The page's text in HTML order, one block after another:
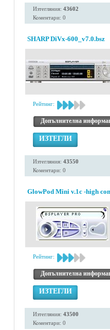
Изтегляния: 43602
Коментари: 0
SHARP DiVx-600_v7.0.bsz
Рейтинг:
Допълнителна
ИЗТЕГЛИ
Изтегляния: 43550
Коментари: 0
GlowPod Mini v.1c -high
Рейтинг:
Допълнителна
ИЗТЕГЛИ
Изтегляния: 43500
Коментари: 0